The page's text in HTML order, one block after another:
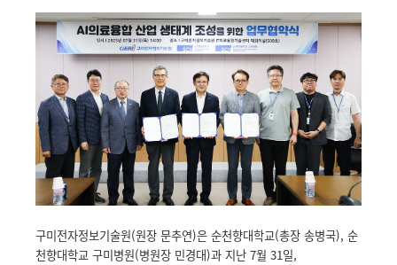
구미전자정보기술원(원장 문추연)은 순천향대학교(총장 송병국), 순
천향대학교 구미병원(병원장 민경대)과 지난 7월 31일,